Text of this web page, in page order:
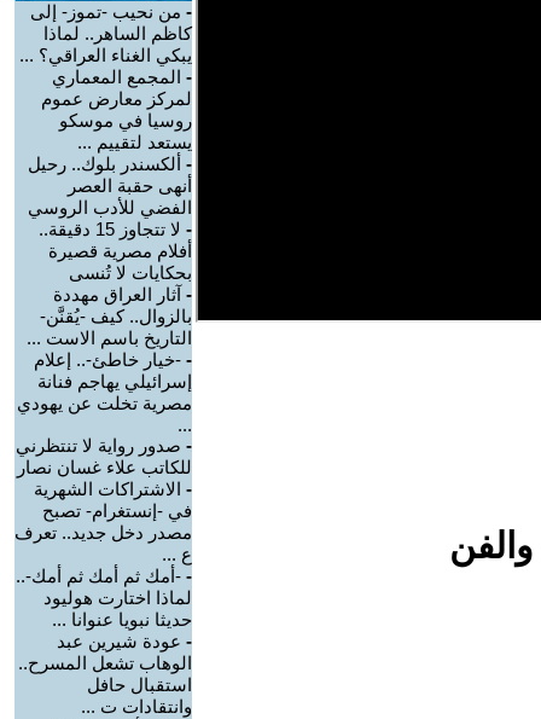
- من نحيب -تموز- إلى
كاظم الساهر.. لماذا
يبكي الغناء العراقي؟ ...
- المجمع المعماري
لمركز معارض عموم
روسيا في موسكو
يستعد لتقييم ...
- ألكسندر بلوك.. رحيل
أنهى حقبة العصر
الفضي للأدب الروسي
-
لا تتجاوز 15 دقيقة..
أفلام مصرية قصيرة
بحكايات لا تُنسى
- آثار العراق مهددة
بالزوال.. كيف -يُقنَّن-
التاريخ باسم الاست ...
- -خيار خاطئ-.. إعلام
إسرائيلي يهاجم فنانة
مصرية تخلت عن يهودي
...
- صدور رواية لا تنتظرني
للكاتب علاء غسان نصار
- الاشتراكات الشهرية
في -إنستغرام- تصبح
مصدر دخل جديد.. تعرف
ع ...
- -أمك ثم أمك ثم أمك-..
لماذا اختارت هوليود
حديثا نبويا عنوانا ...
- عودة شيرين عبد
الوهاب تشعل المسرح..
استقبال حافل
وانتقادات ت ...